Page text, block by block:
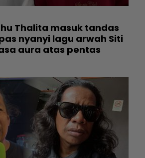
Thalita masuk tandas
nyanyi lagu arwah Siti
aura atas pentas